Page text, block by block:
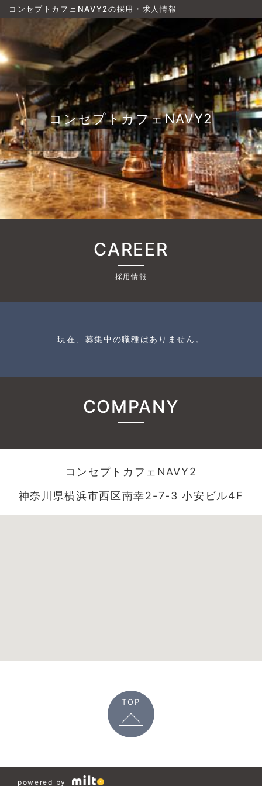
コンセプトカフェNAVY2の採用・求人情報
コンセプトカフェNAVY2
CAREER
採用情報
現在、募集中の職種はありません。
COMPANY
コンセプトカフェNAVY2
神奈川県横浜市西区南幸2-7-3 小安ビル4F
TOP
powered by